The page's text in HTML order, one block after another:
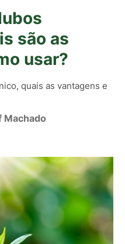
são as
usar?
quais as vantagens e
Machado